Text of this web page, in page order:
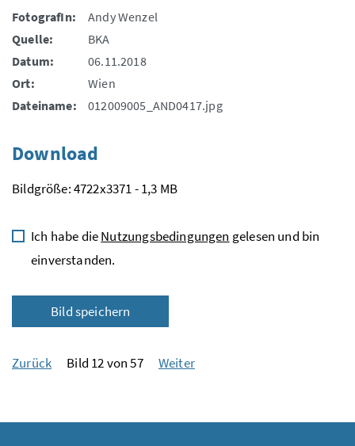
FotografIn:
Andy Wenzel
Quelle:
BKA
Datum:
06.11.2018
Ort:
Wien
Dateiname:
012009005_AND0417.jpg
Download
Bildgröße: 4722x3371 - 1,3 MB
Ich habe dieNutzungsbedingungen gelesen und bin
einverstanden.
Bild speichern
Zurück Bild 12 von 57 Weiter